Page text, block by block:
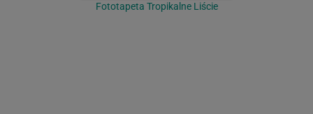
Fototapeta Tropikalne Liście